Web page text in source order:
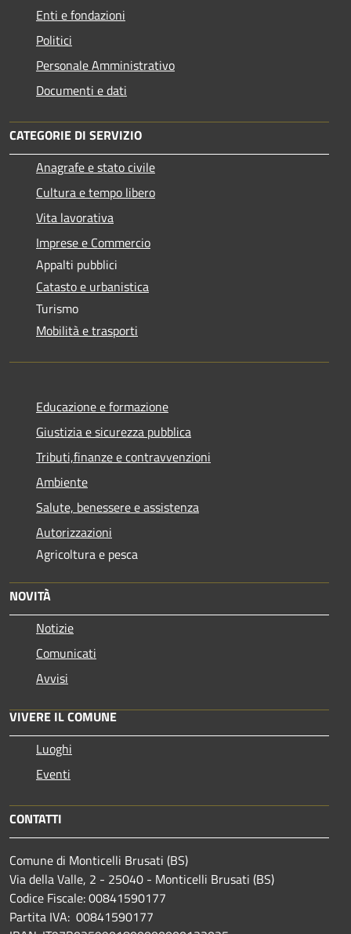
Enti e fondazioni
Politici
Personale Amministrativo
Documenti e dati
CATEGORIE DI SERVIZIO
Anagrafe e stato civile
Cultura e tempo libero
Vita lavorativa
Imprese e Commercio
Appalti pubblici
Catasto e urbanistica
Turismo
Mobilità e trasporti
Educazione e formazione
Giustizia e sicurezza pubblica
Tributi,finanze e contravvenzioni
Ambiente
Salute, benessere e assistenza
Autorizzazioni
Agricoltura e pesca
NOVITÀ
Notizie
Comunicati
Avvisi
VIVERE IL COMUNE
Luoghi
Eventi
CONTATTI
Comune di Monticelli Brusati (BS)
Via della Valle, 2 - 25040 - Monticelli Brusati (BS)
Codice Fiscale: 00841590177
Partita IVA: 00841590177